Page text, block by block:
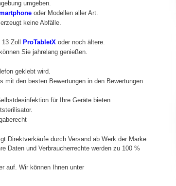
umgeben.
oder Modellen aller Art.
keine Abfälle.
Zoll
ProTabletX oder noch ältere.
Sie jahrelang genießen.
geklebt wird.
mit den besten Bewertungen in den Bewertungen
für Ihre Geräte bieten.
Direktverkäufe durch Versand ab Werk der Marke
Daten und Verbraucherrechte werden zu 100 %
auf. Wir können Ihnen unter